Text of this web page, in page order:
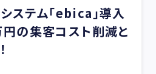
ステム「ebica」導入
の集客コスト削減と